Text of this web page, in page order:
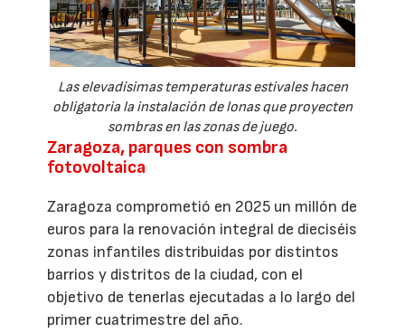
Las elevadísimas temperaturas estivales hacen
obligatoria la instalación de lonas que proyecten
sombras en las zonas de juego.
Zaragoza, parques con sombra
fotovoltaica
Zaragoza comprometió en 2025 un millón de
euros para la renovación integral de dieciséis
zonas infantiles distribuidas por distintos
barrios y distritos de la ciudad, con el
objetivo de tenerlas ejecutadas a lo largo del
primer cuatrimestre del año.